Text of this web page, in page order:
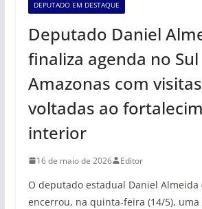
DEPUTADO EM DESTAQUE
Deputado Daniel
finaliza agenda no
Amazonas com
voltadas ao
interior
16 de maio de 2026 Editor
O deputado estadual Daniel Almeida
encerrou, na quinta-feira (14/5), uma